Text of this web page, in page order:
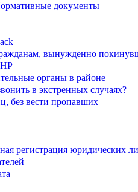
документы
вынужденно
органы в районе
в экстренных случаях?
без вести пропавших
регистрация юридических